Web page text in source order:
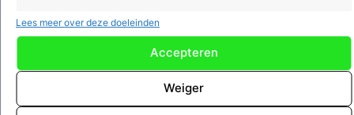
Lees meer over deze doeleinden
Accepteren
Weiger